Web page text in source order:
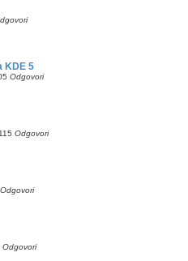
KDE 5
5 Odgovori
5 Odgovori
Odgovori
Odgovori